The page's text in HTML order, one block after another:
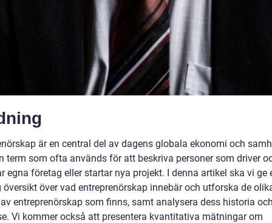
är en central del av dagens globala ekonomi och
term som ofta används för att beskriva personer som driver
egna företag eller startar nya projekt. I denna artikel ska vi ge
översikt över vad entreprenörskap innebär och utforska de
entreprenörskap som finns, samt analysera dess historia
Vi kommer också att presentera kvantitativa mätningar om